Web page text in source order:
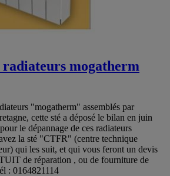
radiateurs mogatherm
"mogatherm" assemblés par
cette sté a déposé le bilan en juin
le dépannage de ces radiateurs
la sté "CTFR" (centre technique
qui les suit, et qui vous feront un devis
de réparation , ou de fourniture de
: 0164821114